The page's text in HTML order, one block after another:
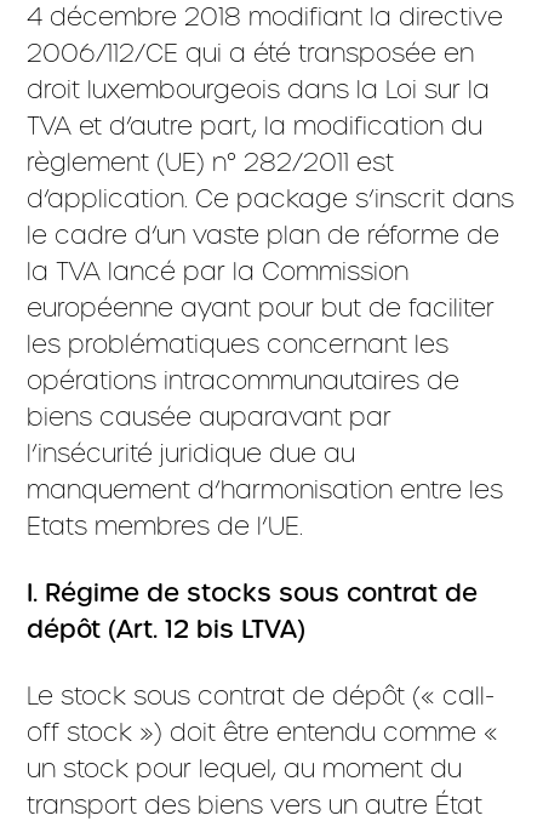
4 décembre 2018 modifiant la directive
2006/112/CE qui a été transposée en
droit luxembourgeois dans la Loi sur la
TVA et d’autre part, la modification du
règlement (UE) n° 282/2011 est
d’application. Ce package s’inscrit dans
le cadre d’un vaste plan de réforme de
la TVA lancé par la Commission
européenne ayant pour but de faciliter
les problématiques concernant les
opérations intracommunautaires de
biens causée auparavant par
l’insécurité juridique due au
manquement d’harmonisation entre les
Etats membres de l’UE.
I. Régime de stocks sous contrat de
dépôt (Art. 12 bis LTVA)
Le stock sous contrat de dépôt (« call-
off stock ») doit être entendu comme «
un stock pour lequel, au moment du
transport des biens vers un autre État